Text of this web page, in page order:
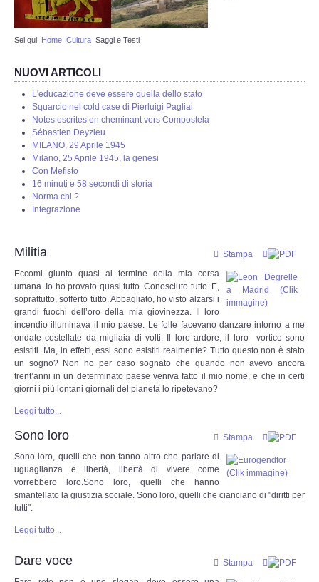
Contatti
Web Admin
Redazione
Eventi in programmazione
STORIA
Protostoria
Storia Medioevale
Storia - La Reconquista
Storia Moderna
La nostra storia
CULTURA
Strade d'Europa
Sei qui: Home Cultura Saggi e Testi
NUOVI ARTICOLI
L'educazione deve essere quella dello stato
Squarcio nel cold case di Pierluigi Pagliai
Notes escrites en cheminant vers Compostela
Sébastien Deyzieu
MILANO, 29 Aprile 1945
Milano, 25 Aprile 1945, la genesi
Con Mefisto
16 minuti e 58 secondi di storia
Norma chi ?
Integrazione
Stampa
Militia
Eccomi giunto quasi al termine della mia corsa
umana. Io ho provato quasi tutto. Conosciuto tutto. E,
soprattutto, sofferto tutto. Abbagliato, ho visto alzarsi i
grandi fuochi dell’oro della mia giovinezza. Il loro
incendio illuminava il mio paese. Le folle facevano danzare intorno a me
ondate costellate da migliaia di volti. Il loro ardore, il loro vortice sono
esistiti. Ma, in effetti, essi sono esistiti realmente? Tutto questo non è stato
un sogno? Non ho per caso sognato che quando non avevo ancora
trent’anni in un determinato paese veniva fatto il mio nome, e che in certi
giorni i più lontani giornali del pianeta lo ripetevano?
Leggi tutto...
Stampa
Sono loro
Sono loro, quelli che non fanno altro che parlare di
uguaglianza e libertà, libertà di vivere come
vorrebbero loro.Sono loro, quelli che hanno
smantellato la giustizia sociale. Sono loro, quelli che cianciano di "diritti per
tutti".
Leggi tutto...
Stampa
Dare voce